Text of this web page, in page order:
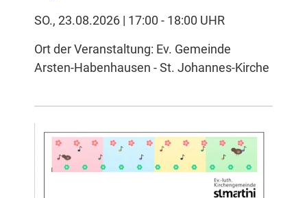
SO., 23.08.2026 | 17:00 - 18:00 UHR
Ort der Veranstaltung: Ev. Gemeinde
Arsten-Habenhausen - St. Johannes-Kirche